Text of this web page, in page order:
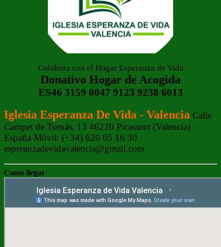
Colabora con el Hogar Esperanza de Vida
Donativo Hogar de Acogida
ES46 3159 0047 9123 9238 6013
Iglesia Esperanza De Vida - Valencia Calle
Campet de Tomás, 13 46220 Picassent (Valencia) -
España Móvil: (+34) 620 05 16 30
esperanzadevidavalencia@gmail.com
Como llegar